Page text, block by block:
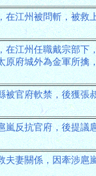
在江州被問斬，被救
在江州任職戴宗部下
原府城外為金軍所擒
被官府軟禁，後獲張
嵐反抗官府，後提議
夫妻關係，因牽涉扈